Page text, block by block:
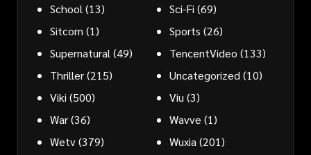
School (13) Sci-Fi (69)
Sitcom (1) Sports (26)
Supernatural (49) TencentVideo (133)
Thriller(215) Uncategorized (10)
Viki (500) Viu (3)
War(36) Wavve (1)
Wetv(379) Wuxia (201)